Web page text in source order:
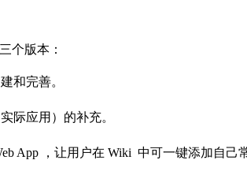
个版本：
和完善。
际应用）的补充。
App ，让用户在 Wiki 中可一键添加自己